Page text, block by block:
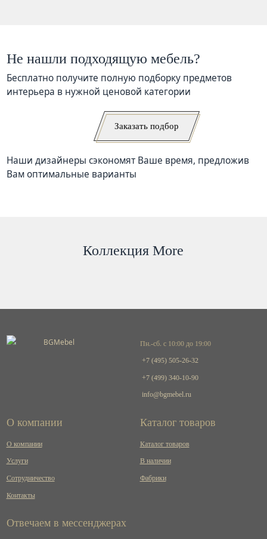
Не нашли подходящую мебель?
Бесплатно получите полную подборку предметов
интерьера в нужной ценовой категории
Заказать подбор
Наши дизайнеры сэкономят Ваше время, предложив
Вам оптимальные варианты
Коллекция More
Пн.-сб. с 10:00 до 19:00
+7 (495) 505-26-32
+7 (499) 340-10-90
info@bgmebel.ru
О компании
О компании
Услуги
Сотрудничество
Контакты
Каталог товаров
Каталог товаров
В наличии
Фабрики
Отвечаем в мессенджерах